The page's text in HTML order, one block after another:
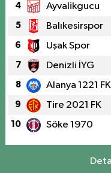
4 Ayvalikgucu
5 Balıkesirspor
6 Uşak Spor
7 Denizli İYG
8 Alanya 1221 FK
9 Tire 2021 FK
10 Söke 1970